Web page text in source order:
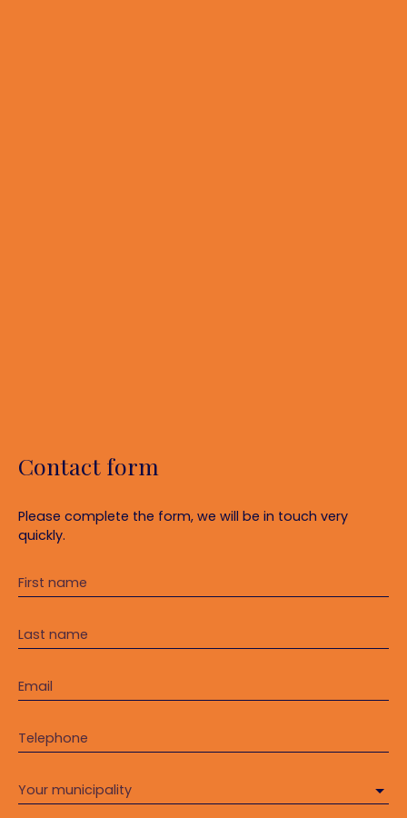
Contact form
Please complete the form, we will be in touch very
quickly.
First name
Last name
Email
Telephone
Your municipality